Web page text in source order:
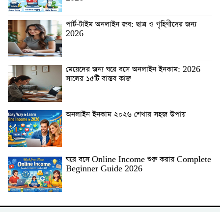
পার্ট-টাইম অনলাইন জব: ছাত্র ও গৃহিণীদের জন্য
2026
মেয়েদের জন্য ঘরে বসে অনলাইন ইনকাম: 2026
সালের ১৫টি বাস্তব কাজ
অনলাইন ইনকাম ২০২৬ শেখার সহজ উপায়
ঘরে বসে Online Income শুরু করার Complete
Beginner Guide 2026